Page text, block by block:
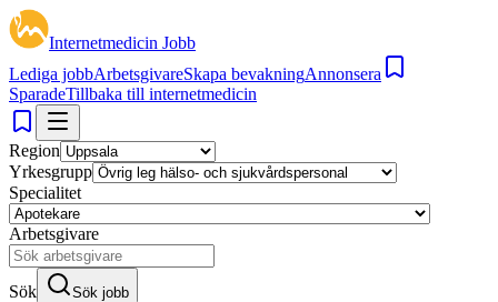
Internetmedicin Jobb
Lediga jobbArbetsgivareSkapa bevakningAnnonsera
SparadeTillbaka till internetmedicin
Region
Yrkesgrupp
Specialitet
Arbetsgivare
Sök Sök jobb